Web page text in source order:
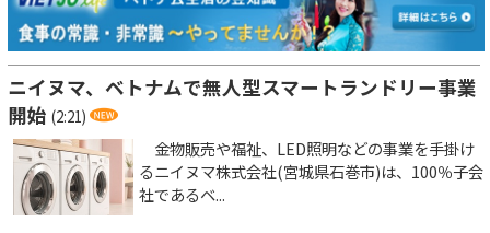
ニイヌマ、ベトナムで無人型スマートランドリー事業
開始 (2:21)
金物販売や福祉、LED照明などの事業を手掛け
るニイヌマ株式会社(宮城県石巻市)は、100％子会
社であるベ...